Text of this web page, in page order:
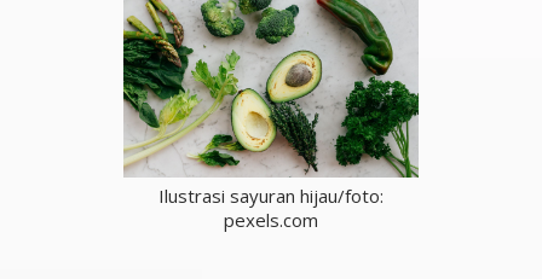
Ilustrasi sayuran hijau/foto:
pexels.com